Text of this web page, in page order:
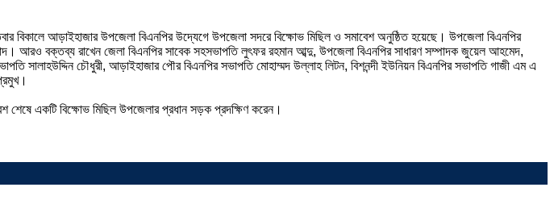
বিকালে আড়াইহাজার উপজেলা বিএনপির উদ্যেগে উপজেলা সদরে বিক্ষোভ মিছিল ও সমাবেশ অনুষ্ঠিত হয়েছে। উপজেলা বিএনপির
আরও বক্তব্য রাখেন জেলা বিএনপির সাবেক সহসভাপতি লুৎফর রহমান আব্দু, উপজেলা বিএনপির সাধারণ সম্পাদক জুয়েল আহমেদ,
সালাহউদ্দিন চৌধুরী, আড়াইহাজার পৌর বিএনপির সভাপতি মোহাম্মদ উল্লাহ লিটন, বিশনন্দী ইউনিয়ন বিএনপির সভাপতি গাজী এম এ
শেষে একটি বিক্ষোভ মিছিল উপজেলার প্রধান সড়ক প্রদক্ষিণ করেন।